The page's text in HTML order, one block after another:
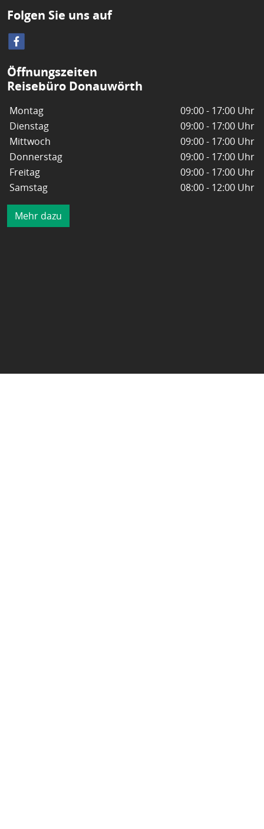
Folgen Sie uns auf
Öffnungszeiten
Reisebüro Donauwörth
Montag
09:00 - 17:00 Uhr
Dienstag
09:00 - 17:00 Uhr
Mittwoch
09:00 - 17:00 Uhr
Donnerstag
09:00 - 17:00 Uhr
Freitag
09:00 - 17:00 Uhr
Samstag
08:00 - 12:00 Uhr
Mehr dazu